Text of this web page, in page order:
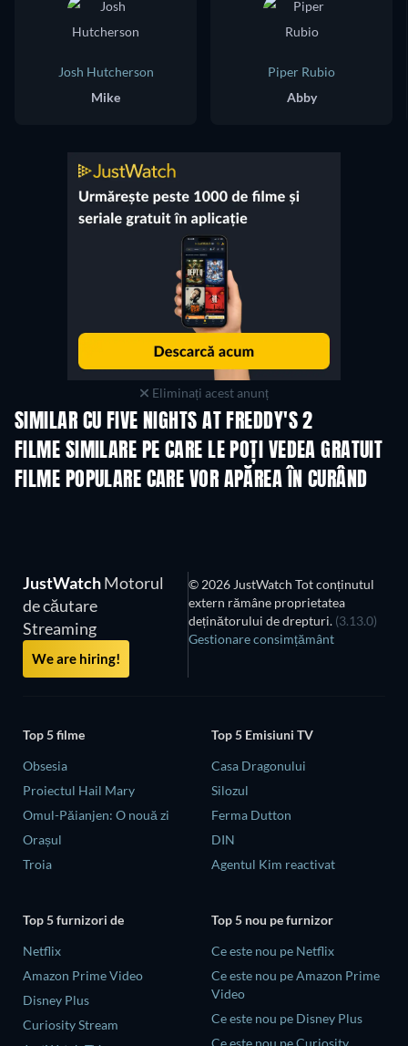
Josh Hutcherson
Mike
Piper Rubio
Abby
Eliminați acest anunț
SIMILAR CU FIVE NIGHTS AT FREDDY'S 2
FILME SIMILARE PE CARE LE POȚI VEDEA GRATUIT
FILME POPULARE CARE VOR APĂREA ÎN CURÂND
JustWatchMotorul
de căutare
Streaming
We are hiring!
© 2026 JustWatch Tot conținutul
extern rămâne proprietatea
deținătorului de drepturi. (3.13.0)
Gestionare consimțământ
Top 5 filme
Obsesia
Proiectul Hail Mary
Omul-Păianjen: O nouă zi
Orașul
Troia
Top 5 Emisiuni TV
Casa Dragonului
Silozul
Ferma Dutton
DIN
Agentul Kim reactivat
Top 5 furnizori de
Netflix
Amazon Prime Video
Disney Plus
Curiosity Stream
Top 5 nou pe furnizor
Ce este nou pe Netflix
Ce este nou pe Amazon Prime
Video
Ce este nou pe Disney Plus